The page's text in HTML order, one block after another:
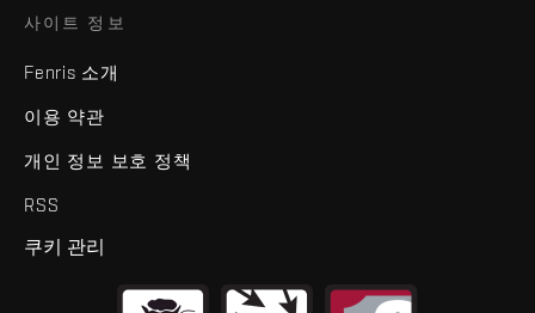
사이트 정보
Fenris 소개
이용 약관
개인 정보 보호 정책
RSS
쿠키 관리